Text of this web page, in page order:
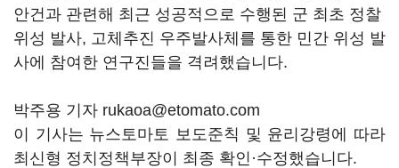
안건과 관련해 최근 성공적으로 수행된 군 최초 정찰
위성 발사, 고체추진 우주발사체를 통한 민간 위성 발
사에 참여한 연구진들을 격려했습니다.
박주용 기자 rukaoa@etomato.com
이 기사는 뉴스토마토 보도준칙 및 윤리강령에 따라
최신형 정치정책부장이 최종 확인·수정했습니다.